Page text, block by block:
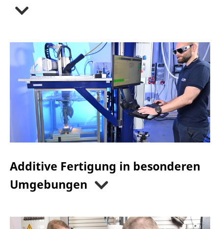
Additive Fertigung in besonderen
Umgebungen